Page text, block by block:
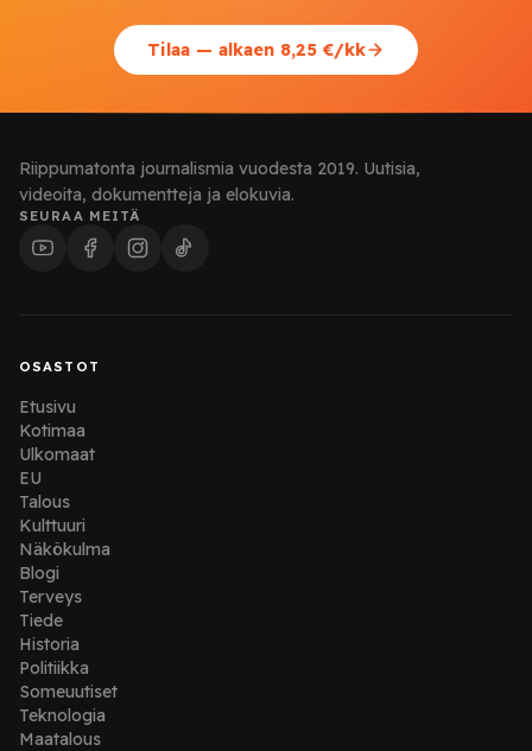
Tilaa — alkaen 8,25 €/kk
Riippumatonta journalismia vuodesta 2019. Uutisia,
videoita, dokumentteja ja elokuvia.
SEURAA MEITÄ
OSASTOT
Etusivu
Kotimaa
Ulkomaat
EU
Talous
Kulttuuri
Näkökulma
Blogi
Terveys
Tiede
Historia
Politiikka
Someuutiset
Teknologia
Maatalous